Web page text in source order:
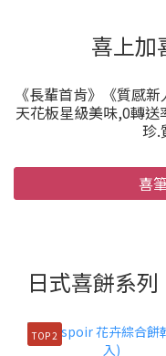
喜上加
《長輩首肯》《質感
天花板星級美味,0轉
珍.
喜
日式喜餅系列
TOP 2